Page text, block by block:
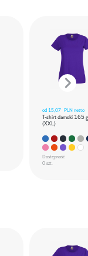
od 15,07 PLN netto
T-shirt damski 165
(XXL)
Dostępność
0 szt.